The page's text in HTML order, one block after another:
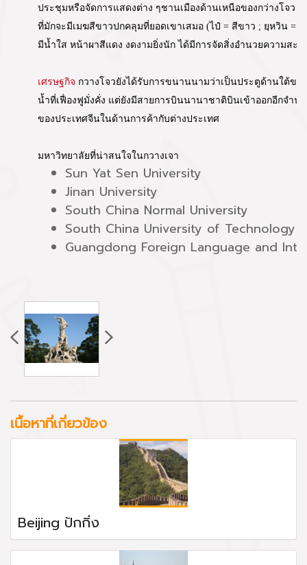
ประชุมหรือจัดการแสดงต่าง ๆชานเมืองด้านเหนือของกว่างโจว
ที่มักจะมีเมฆสีขาวปกคลุมที่ยอดเขาเสมอ (ไป๋ = สีขาว ; ยฺหวิน
มีน้ำใส หน้าผาสีแดง งดงามยิ่งนัก ได้มีการจัดสิ่งอำนวยความสะ
เศรษฐกิจ กวางโจวยังได้รับการขนานนามว่าเป็นประตูด้านใต้ขอ
น้ำที่เฟื่องฟูมั่งคั่ง แต่ยังมีสายการบินนานาชาติบินเข้าออกอีกจำน
ของประเทศจีนในด้านการค้ากับต่างประเทศ
มหาวิทยาลัยที่น่าสนใจในกวางเจา
Sun Yat Sen University
Jinan University
South China Normal University
South China University of Technology
Guangdong Foreign Language and
เนื้อหาที่เกี่ยวข้อง
Beijing ปักกิ่ง